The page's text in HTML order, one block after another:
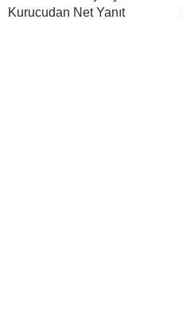
Kurucudan Net Yanıt